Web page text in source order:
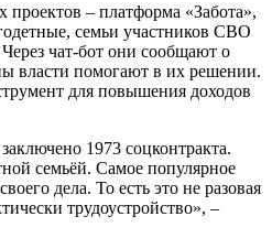
– платформа «Забота»,
семьи участников СВО
чат-бот они сообщают о
власти помогают в их решении.
для повышения доходов
1973 соцконтракта.
семьёй. Самое популярное
дела. То есть это не разовая
трудоустройство», –